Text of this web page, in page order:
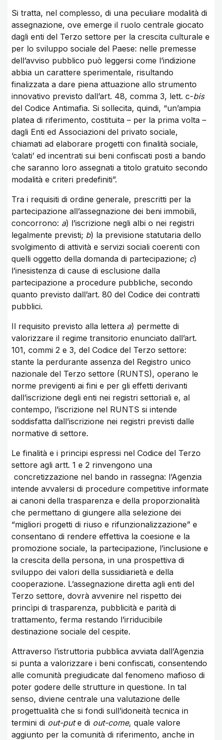
Si tratta, nel complesso, di una peculiare modalità di
assegnazione, ove emerge il ruolo centrale giocato
dagli enti del Terzo settore per la crescita culturale e
per lo sviluppo sociale del Paese: nelle premesse
dell’avviso pubblico può leggersi come l’indizione
abbia un carattere sperimentale, risultando
finalizzata a dare piena attuazione allo strumento
innovativo previsto dall’art. 48, comma 3, lett. c-bis
del Codice Antimafia. Si sollecita, quindi, “un’ampia
platea di riferimento, costituita – per la prima volta –
dagli Enti ed Associazioni del privato sociale,
chiamati ad elaborare progetti con finalità sociale,
‘calati’ ed incentrati sui beni confiscati posti a bando
che saranno loro assegnati a titolo gratuito secondo
modalità e criteri predefiniti”.
Tra i requisiti di ordine generale, prescritti per la
partecipazione all’assegnazione dei beni immobili,
concorrono: a) l’iscrizione negli albi o nei registri
legalmente previsti; b) la previsione statutaria dello
svolgimento di attività e servizi sociali coerenti con
quelli oggetto della domanda di partecipazione; c)
l’inesistenza di cause di esclusione dalla
partecipazione a procedure pubbliche, secondo
quanto previsto dall’art. 80 del Codice dei contratti
pubblici.
Il requisito previsto alla lettera a) permette di
valorizzare il regime transitorio enunciato dall’art.
101, commi 2 e 3, del Codice del Terzo settore:
stante la perdurante assenza del Registro unico
nazionale del Terzo settore (RUNTS), operano le
norme previgenti ai fini e per gli effetti derivanti
dall’iscrizione degli enti nei registri settoriali e, al
contempo, l’iscrizione nel RUNTS si intende
soddisfatta dall’iscrizione nei registri previsti dalle
normative di settore.
Le finalità e i principi espressi nel Codice del Terzo
settore agli artt. 1 e 2 rinvengono una
concretizzazione nel bando in rassegna: l’Agenzia
intende avvalersi di procedure competitive informate
ai canoni della trasparenza e della proporzionalità
che permettano di giungere alla selezione dei
“migliori progetti di riuso e rifunzionalizzazione” e
consentano di rendere effettiva la coesione e la
promozione sociale, la partecipazione, l’inclusione e
la crescita della persona, in una prospettiva di
sviluppo dei valori della sussidiarietà e della
cooperazione. L’assegnazione diretta agli enti del
Terzo settore, dovrà avvenire nel rispetto dei
princìpi di trasparenza, pubblicità e parità di
trattamento, ferma restando l’irriducibile
destinazione sociale del cespite.
Attraverso l’istruttoria pubblica avviata dall’Agenzia
si punta a valorizzare i beni confiscati, consentendo
alle comunità pregiudicate dal fenomeno mafioso di
poter godere delle strutture in questione. In tal
senso, diviene centrale una valutazione delle
progettualità che si fondi sull’idoneità tecnica in
termini di out-pute di out-come, quale valore
aggiunto per la comunità di riferimento, anche in